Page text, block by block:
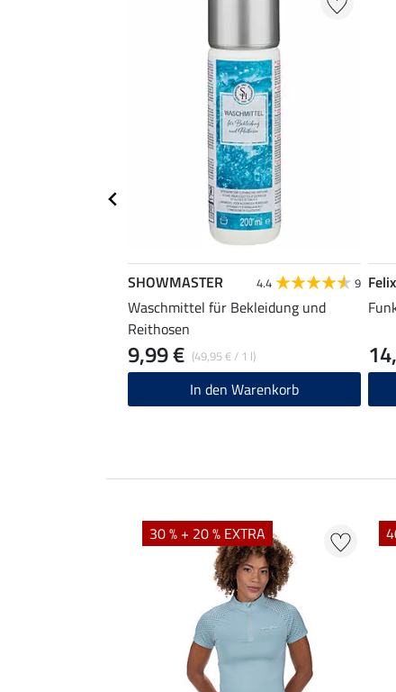
SHOWMASTER 4.4 9
Waschmittel für Bekleidung und
Reithosen
(49,95 € / 1 l)
9,99 €
In den Warenkorb
30 % + 20 % EXTRA